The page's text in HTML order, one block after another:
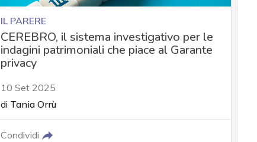
IL PARERE
CEREBRO, il sistema investigativo per le
indagini patrimoniali che piace al Garante
privacy
10 Set 2025
di Tania Orrù
Condividi